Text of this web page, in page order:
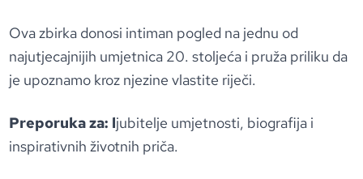
Ova zbirka donosi intiman pogled na jednu od
najutjecajnijih umjetnica 20. stoljeća i pruža priliku da
je upoznamo kroz njezine vlastite riječi.
Preporuka za: ljubitelje umjetnosti, biografija i
inspirativnih životnih priča.